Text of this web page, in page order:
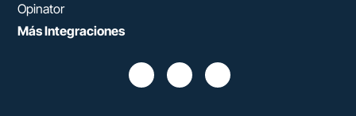
Opinator
Más Integraciones